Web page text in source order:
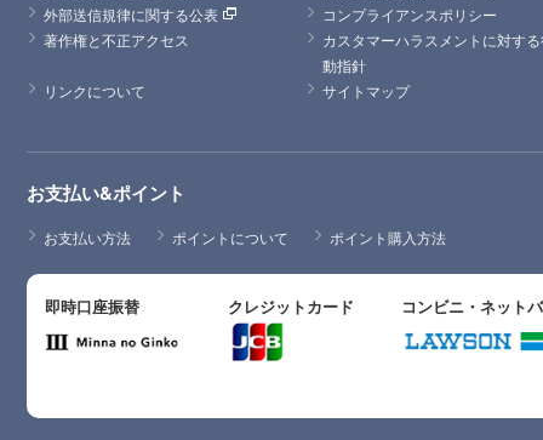
外部送信規律に関する公表
コンプライアンスポリシー
著作権と不正アクセス
カスタマーハラスメントに対す
動指針
リンクについて
サイトマップ
お支払い&ポイント
お支払い方法 ポイントについて ポイント購入方法
即時口座振替 クレジットカード コンビニ・ネット